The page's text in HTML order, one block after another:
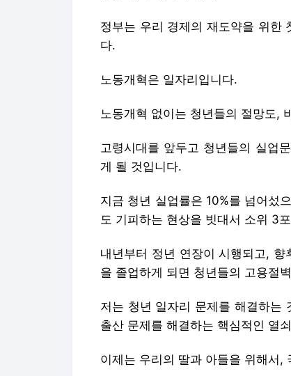
정부는 우리 경제의 재도약을 위한
다.
노동개혁은 일자리입니다.
노동개혁 없이는 청년들의 절망도,
고령시대를 앞두고 청년들의 실업
게 될 것입니다.
지금 청년 실업률은 10%를 넘어섰
도 기피하는 현상을 빗대서 소위 3
내년부터 정년 연장이 시행되고,
을 졸업하게 되면 청년들의 고용절
저는 청년 일자리 문제를 해결하는
출산 문제를 해결하는 핵심적인 열
이제는 우리의 딸과 아들을 위해서,